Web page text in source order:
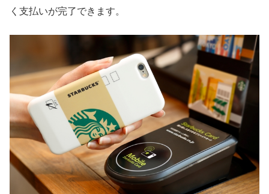
く支払いが完了できます。